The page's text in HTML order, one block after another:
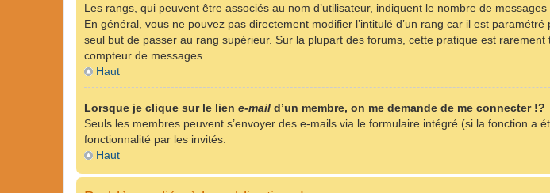
Les rangs, qui peuvent être associés au nom d’utilisateur, indiquent le nombre de
En général, vous ne pouvez pas directement modifier l’intitulé d’un rang car il est
seul but de passer au rang supérieur. Sur la plupart des forums, cette pratique est
compteur de messages.
Haut
Lorsque je clique sur le lien e-mail d’un membre, on me demande de me connecter !?
Seuls les membres peuvent s’envoyer des e-mails via le formulaire intégré (si la fonction a
fonctionnalité par les invités.
Haut